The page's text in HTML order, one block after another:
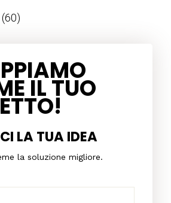
(60)
IL TUO
LA TUA IDEA
la soluzione migliore.